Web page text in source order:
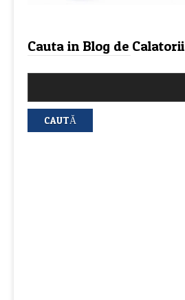
Cauta in Blog de Calatorii